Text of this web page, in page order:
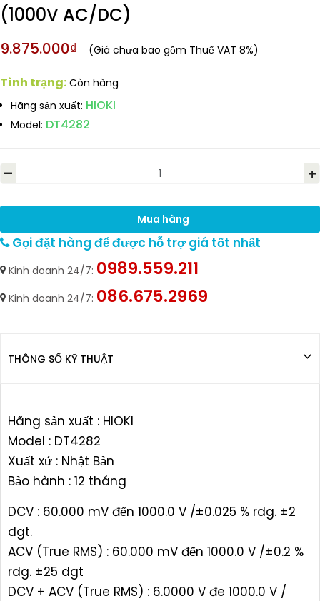
(1000V AC/DC)
9.875.000₫ (Giá chưa bao gồm Thuế VAT 8%)
Tình trạng: Còn hàng
Hãng sản xuất: HIOKI
Model: DT4282
- +
Mua hàng
Gọi đặt hàng để được hỗ trợ giá tốt nhất
Kinh doanh 24/7: 0989.559.211
Kinh doanh 24/7: 086.675.2969
THÔNG SỐ KỸ THUẬT
Hãng sản xuất : HIOKI
Model : DT4282
Xuất xứ : Nhật Bản
Bảo hành : 12 tháng
DCV : 60.000 mV đến 1000.0 V /±0.025 % rdg. ±2
dgt.
ACV (True RMS) : 60.000 mV đến 1000.0 V /±0.2 %
rdg. ±25 dgt
DCV + ACV (True RMS) : 6.0000 V đe 1000.0 V /